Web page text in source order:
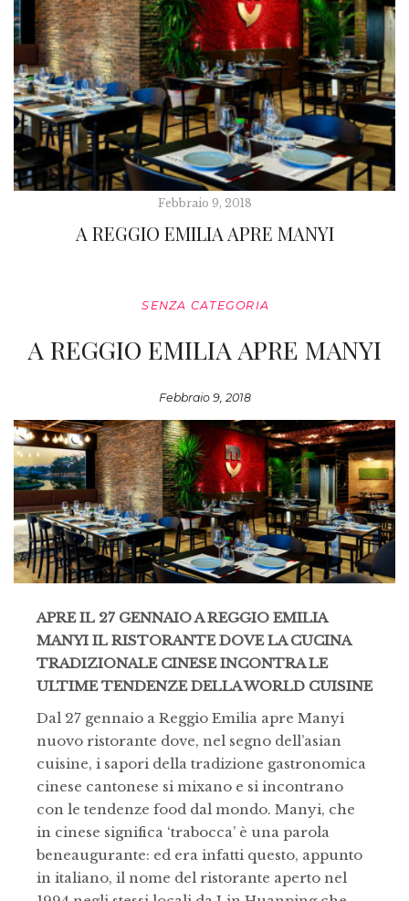
Febbraio 9, 2018
A REGGIO EMILIA APRE MANYI
SENZA CATEGORIA
A REGGIO EMILIA APRE MANYI
Febbraio 9, 2018
APRE IL 27 GENNAIO A REGGIO EMILIA
MANYI IL RISTORANTE DOVE LA CUCINA
TRADIZIONALE CINESE INCONTRA LE
ULTIME TENDENZE DELLA WORLD CUISINE
Dal 27 gennaio a Reggio Emilia apre Manyi
nuovo ristorante dove, nel segno dell’asian
cuisine, i sapori della tradizione gastronomica
cinese cantonese si mixano e si incontrano
con le tendenze food dal mondo. Manyi, che
in cinese significa ‘trabocca’ è una parola
beneaugurante: ed era infatti questo, appunto
in italiano, il nome del ristorante aperto nel